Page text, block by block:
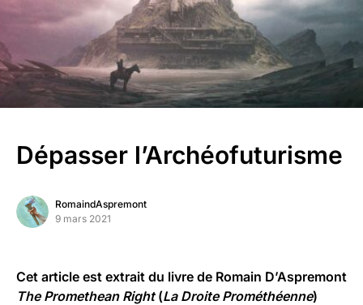
Dépasser l’Archéofuturisme
RomaindAspremont
9 mars 2021
Cet article est extrait du livre de Romain D’Aspremont
The Promethean Right(La Droite Prométhéenne)